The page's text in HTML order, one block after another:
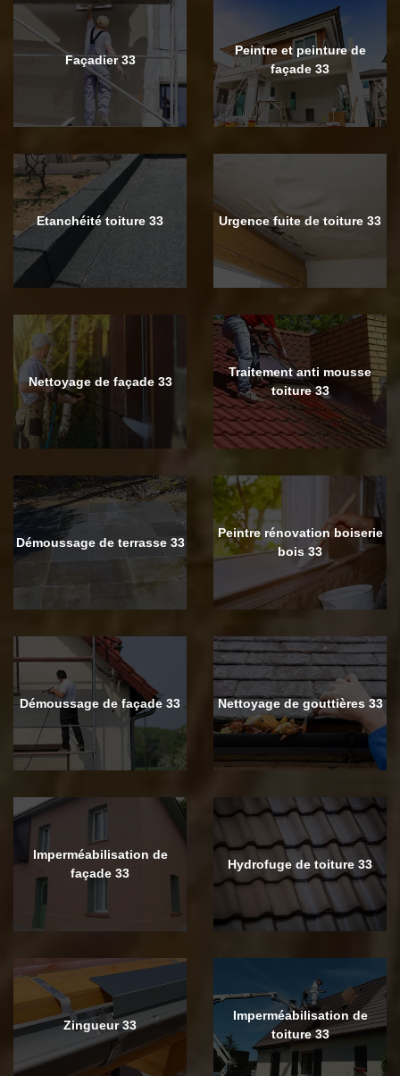
Façadier 33
Peintre et peinture de
façade 33
Etanchéité toiture 33 Urgence fuite de toiture 33
Nettoyage de façade 33
Traitement anti mousse
toiture 33
Démoussage de terrasse 33
Peintre rénovation boiserie
bois 33
Démoussage de façade 33 Nettoyage de gouttières 33
Imperméabilisation de
façade 33
Hydrofuge de toiture 33
Zingueur 33
Imperméabilisation de
toiture 33